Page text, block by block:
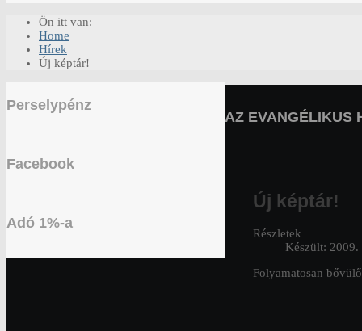
Ön itt van:
Home
Hírek
Új képtár!
Perselypénz
Facebook
Adó 1%-a
AZ EVANGÉLIKUS
Új képtár!
Részletek
Készült: 2009.
Folyamatosan